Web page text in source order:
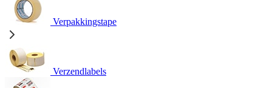
Verpakkingstape
Verzendlabels